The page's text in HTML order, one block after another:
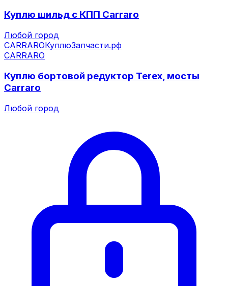
Куплю шильд с КПП Carraro
Любой город
CARRAROКуплюЗапчасти.рф
CARRARO
Куплю бортовой редуктор Terex, мосты
Carraro
Любой город